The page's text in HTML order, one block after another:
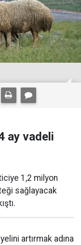
ay vadeli
1,2 milyon
sağlayacak
artırmak adına